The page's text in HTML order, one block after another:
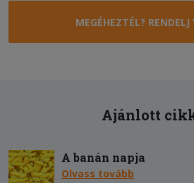
MEGÉHEZTÉL?
Ajánlott
A banán napja
Olvass tovább